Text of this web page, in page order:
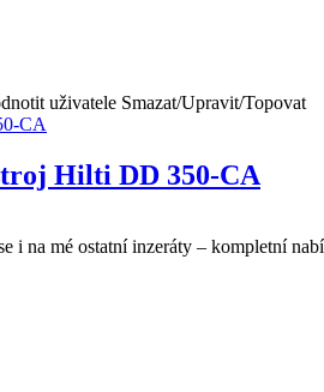
uživatele Smazat/Upravit/Topovat
Hilti DD 350-CA
i na mé ostatní inzeráty – kompletní